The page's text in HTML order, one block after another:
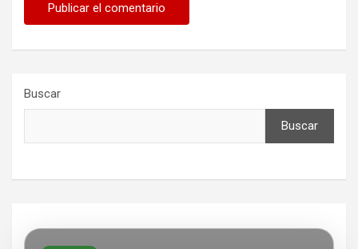
Buscar
Buscar